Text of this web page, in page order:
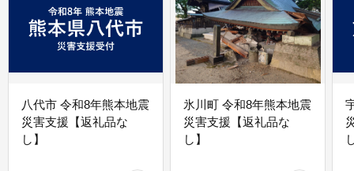
八代市 令和8年熊本地震
災害支援【返礼品な
し】
氷川町 令和8年熊本地震
災害支援【返礼品な
し】